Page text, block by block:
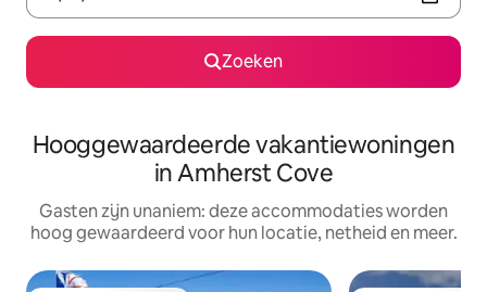
Zoeken
Hooggewaardeerde vakantiewoningen
in Amherst Cove
Gasten zijn unaniem: deze accommodaties worden
hoog gewaardeerd voor hun locatie, netheid en meer.